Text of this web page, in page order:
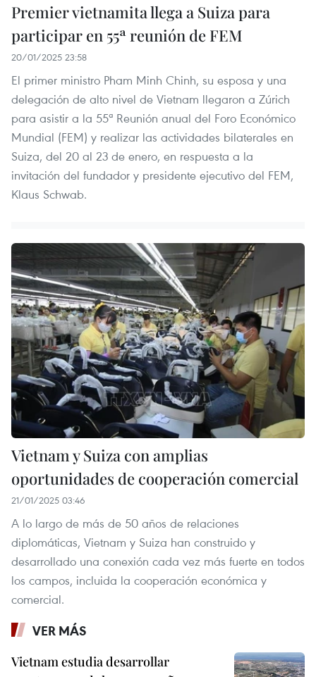
Premier vietnamita llega a Suiza para
participar en 55ª reunión de FEM
20/01/2025 23:58
El primer ministro Pham Minh Chinh, su esposa y una
delegación de alto nivel de Vietnam llegaron a Zúrich
para asistir a la 55ª Reunión anual del Foro Económico
Mundial (FEM) y realizar las actividades bilaterales en
Suiza, del 20 al 23 de enero, en respuesta a la
invitación del fundador y presidente ejecutivo del FEM,
Klaus Schwab.
Vietnam y Suiza con amplias
oportunidades de cooperación comercial
21/01/2025 03:46
A lo largo de más de 50 años de relaciones
diplomáticas, Vietnam y Suiza han construido y
desarrollado una conexión cada vez más fuerte en todos
los campos, incluida la cooperación económica y
comercial.
VER MÁS
Vietnam estudia desarrollar